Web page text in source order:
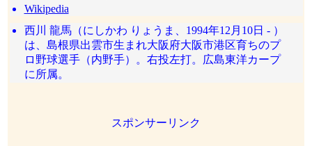
Wikipedia
西川 龍馬（にしかわ りょうま、1994年12月10日 - ）
は、島根県出雲市生まれ大阪府大阪市港区育ちのプ
ロ野球選手（内野手）。右投左打。広島東洋カープ
に所属。
スポンサーリンク